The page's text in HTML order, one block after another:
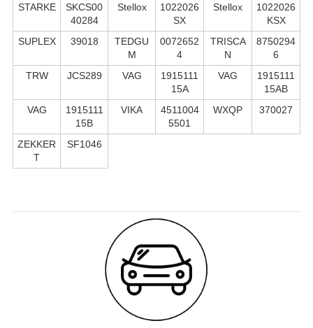
STARKE
SKCS00
40284
Stellox
1022026
SX
Stellox
1022026
KSX
SUPLEX
39018
TEDGU
M
0072652
4
TRISCA
N
8750294
6
TRW
JCS289 VAG
1915111
15A
VAG
1915111
15AB
VAG
1915111
15B
VIKA
4511004
5501
WXQP 370027
ZEKKER
T
SF1046